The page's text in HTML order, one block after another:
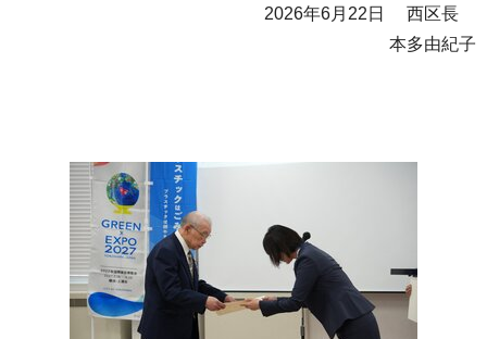
2026年6月22日 西区長
本多由紀子